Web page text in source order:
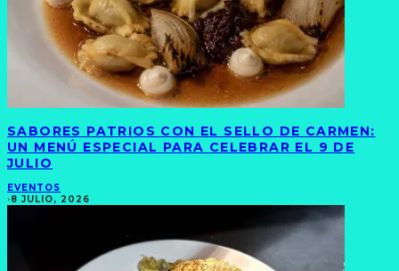
SABORES PATRIOS CON EL SELLO DE CARMEN:
UN MENÚ ESPECIAL PARA CELEBRAR EL 9 DE
JULIO
EVENTOS
·8 JULIO, 2026